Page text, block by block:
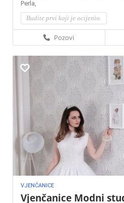
Perla,
Budite prvi koji je ocijenio.
Pozovi
VJENČANICE
Vjenčanice Modni